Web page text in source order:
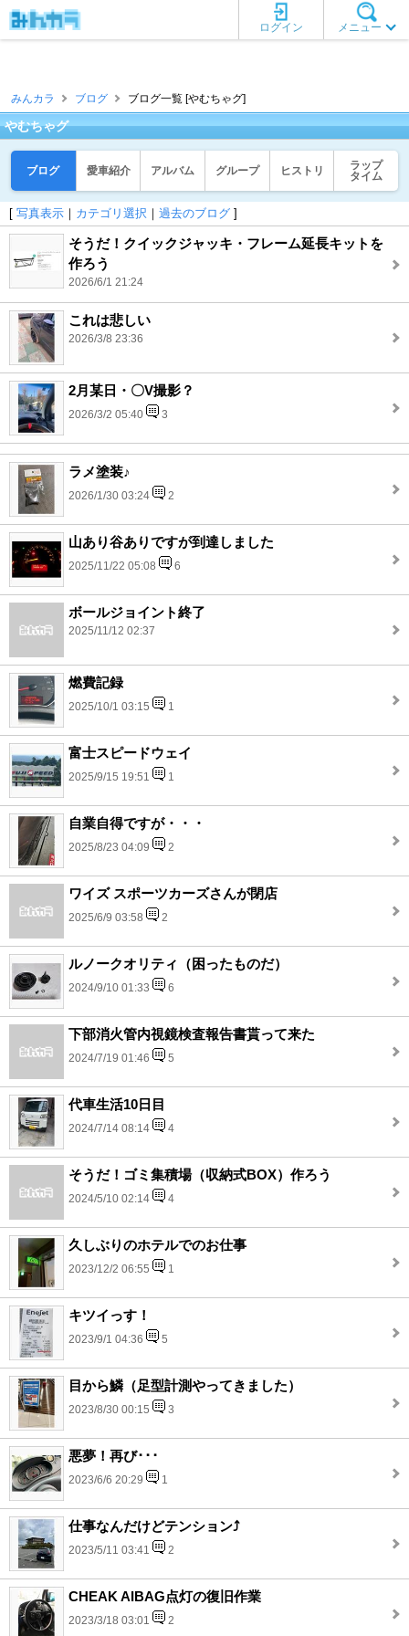
メニュー
ログイン
みんカラ ブログ ブログ一覧 [やむちゃグ]
やむちゃグ
ブログ 愛車紹介 アルバム グループ ヒストリ
ラップ
タイム
[ 写真表示 ｜ カテゴリ選択 ｜ 過去のブログ ]
そうだ！クイックジャッキ・フレーム延長キットを
作ろう
2026/6/1 21:24
これは悲しい
2026/3/8 23:36
2月某日・〇V撮影？
2026/3/2 05:40 3
ラメ塗装♪
2026/1/30 03:24 2
山あり谷ありですが到達しました
2025/11/22 05:08 6
ボールジョイント終了
2025/11/12 02:37
燃費記録
2025/10/1 03:15 1
富士スピードウェイ
2025/9/15 19:51 1
自業自得ですが・・・
2025/8/23 04:09 2
ワイズ スポーツカーズさんが閉店
2025/6/9 03:58 2
ルノークオリティ（困ったものだ）
2024/9/10 01:33 6
下部消火管内視鏡検査報告書貰って来た
2024/7/19 01:46 5
代車生活10日目
2024/7/14 08:14 4
そうだ！ゴミ集積場（収納式BOX）作ろう
2024/5/10 02:14 4
久しぶりのホテルでのお仕事
2023/12/2 06:55 1
キツイっす！
2023/9/1 04:36 5
目から鱗（足型計測やってきました）
2023/8/30 00:15 3
悪夢！再び･･･
2023/6/6 20:29 1
仕事なんだけどテンション⤴
2023/5/11 03:41 2
CHEAK AIBAG点灯の復旧作業
2023/3/18 03:01 2